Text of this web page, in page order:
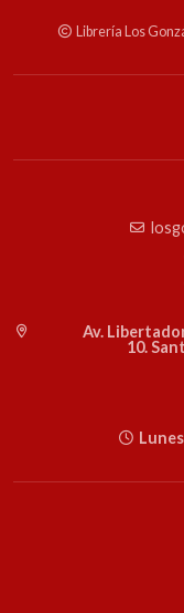
Librería Los
Av.
10.